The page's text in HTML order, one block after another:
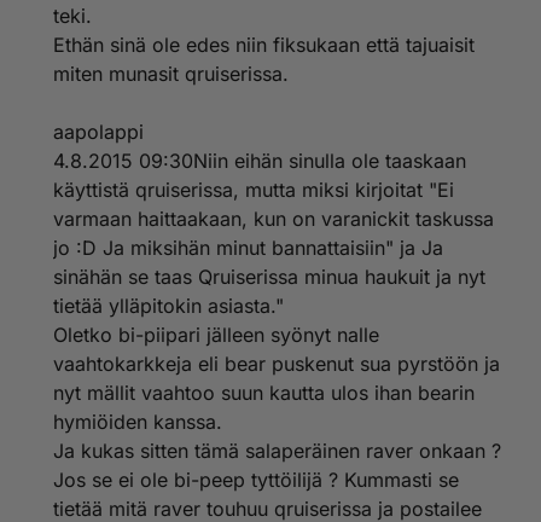
teki.
Ethän sinä ole edes niin fiksukaan että tajuaisit
miten munasit qruiserissa.
aapolappi
4.8.2015 09:30Niin eihän sinulla ole taaskaan
käyttistä qruiserissa, mutta miksi kirjoitat "Ei
varmaan haittaakaan, kun on varanickit taskussa
jo :D Ja miksihän minut bannattaisiin" ja Ja
sinähän se taas Qruiserissa minua haukuit ja nyt
tietää ylläpitokin asiasta."
Oletko bi-piipari jälleen syönyt nalle
vaahtokarkkeja eli bear puskenut sua pyrstöön ja
nyt mällit vaahtoo suun kautta ulos ihan bearin
hymiöiden kanssa.
Ja kukas sitten tämä salaperäinen raver onkaan ?
Jos se ei ole bi-peep tyttöilijä ? Kummasti se
tietää mitä raver touhuu qruiserissa ja postailee